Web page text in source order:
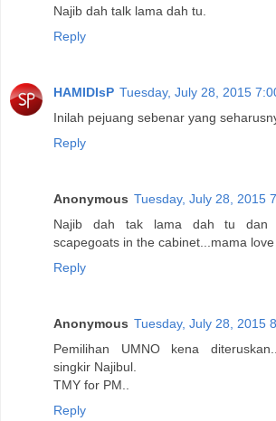
Najib dah talk lama dah tu.
Reply
HAMIDIsP Tuesday, July 28, 2015
Inilah pejuang sebenar yang
Reply
Anonymous Tuesday, July 28, 2015
Najib dah tak lama dah tu dan
scapegoats in the cabinet...mama
Reply
Anonymous Tuesday, July 28, 2015
Pemilihan UMNO kena
singkir Najibul.
TMY for PM..
Reply